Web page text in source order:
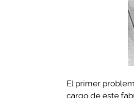
El primer
cargo de este